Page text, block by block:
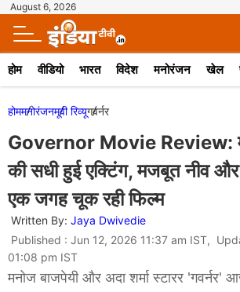
August 6, 2026
होम वीडियो भारत विदेश मनोरंजन खेल
होममनोरंजनमूवी रिव्यूगवर्नर
Governor Movie Review:
की सधी हुई एक्टिंग, मजबूत नीव और
एक जगह चूक रही फिल्म
Written By: Jaya Dwivedie
Published : Jun 12, 2026 11:37 am IST,
01:08 pm IST
मनोज बाजपेयी और अदा शर्मा स्टारर 'गवर्नर'